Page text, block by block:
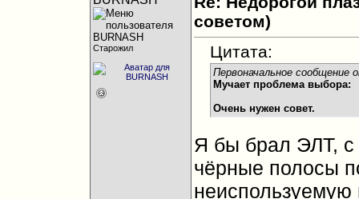
Старожил
советом)
Цитата:
Первоначальное сообщение
Мучает проблема выбора:
Очень нужен совет.
Я бы брал ЭЛТ, с
чёрные полосы